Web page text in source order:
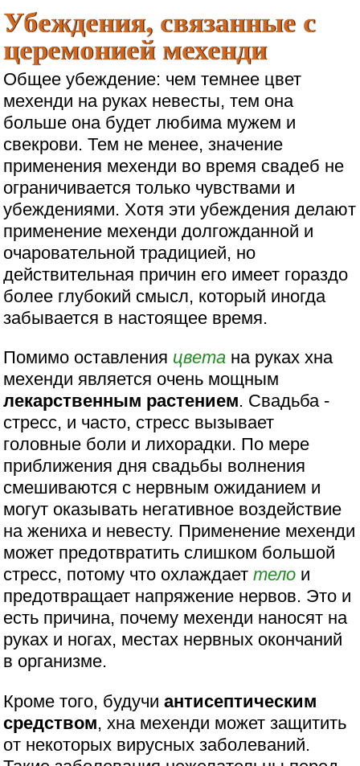
Убеждения, связанные с
церемонией мехенди
Общее убеждение: чем темнее цвет
мехенди на руках невесты, тем она
больше она будет любима мужем и
свекрови. Тем не менее, значение
применения мехенди во время свадеб не
ограничивается только чувствами и
убеждениями. Хотя эти убеждения делают
применение мехенди долгожданной и
очаровательной традицией, но
действительная причин его имеет гораздо
более глубокий смысл, который иногда
забывается в настоящее время.
Помимо оставления цвета на руках хна
мехенди является очень мощным
лекарственным растением. Свадьба -
стресс, и часто, стресс вызывает
головные боли и лихорадки. По мере
приближения дня свадьбы волнения
смешиваются с нервным ожиданием и
могут оказывать негативное воздействие
на жениха и невесту. Применение мехенди
может предотвратить слишком большой
стресс, потому что охлаждаеттело и
предотвращает напряжение нервов. Это и
есть причина, почему мехенди наносят на
руках и ногах, местах нервных окончаний
в организме.
Кроме того, будучиантисептическим
средством, хна мехенди может защитить
от некоторых вирусных заболеваний.